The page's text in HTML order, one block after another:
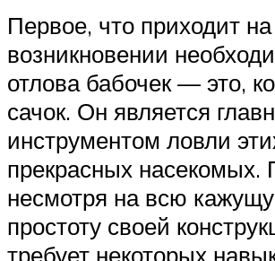
Первое, что приходит
возникновении
отлова бабочек — это,
сачок. Он является
инструментом ловли
прекрасных насекомых.
несмотря на всю
простоту своей
требует некоторых